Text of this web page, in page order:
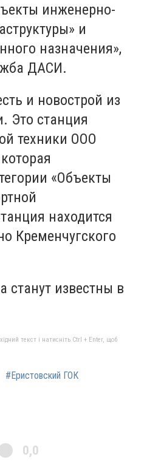
инженерно-
и
назначения»,
ДАСИ.
и новострой из
Это станция
техники ООО
«Объекты
находится
Кременчугского
станут известны в
текст і натисніть Ctrl + Enter, щоб
#Еристовский ГОК
0,0